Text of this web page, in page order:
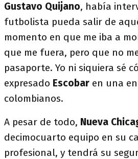
Gustavo Quijano, había
futbolista pueda salir de
momento en que me iba a
que me fuera, pero que no
pasaporte. Yo ni siquiera sé
expresado Escobar en una
colombianos.
A pesar de todo, Nueva
decimocuarto equipo en su
profesional, y tendrá su